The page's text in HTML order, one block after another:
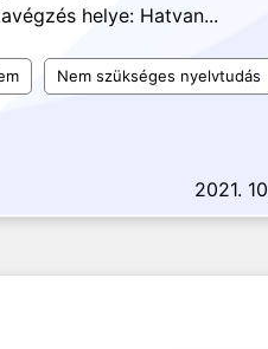
helye: Hatvan...
Nem szükséges nyelvtudás
2021.